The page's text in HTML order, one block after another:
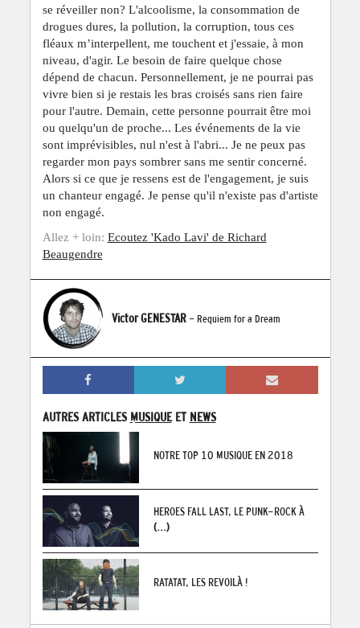
se réveiller non? L'alcoolisme, la consommation de
drogues dures, la pollution, la corruption, tous ces
fléaux m’interpellent, me touchent et j'essaie, à mon
niveau, d'agir. Le besoin de faire quelque chose
dépend de chacun. Personnellement, je ne pourrai pas
vivre bien si je restais les bras croisés sans rien faire
pour l'autre. Demain, cette personne pourrait être moi
ou quelqu'un de proche... Les événements de la vie
sont imprévisibles, nul n'est à l'abri... Je ne peux pas
regarder mon pays sombrer sans me sentir concerné.
Alors si ce que je ressens est de l'engagement, je suis
un chanteur engagé. Je pense qu'il n'existe pas d'artiste
non engagé.
Allez + loin: Ecoutez 'Kado Lavi' de Richard
Beaugendre
Victor GENESTAR - Requiem for a Dream
AUTRES ARTICLES MUSIQUEET NEWS
NOTRE TOP 10 MUSIQUE EN 2018
HEROES FALL LAST, LE PUNK-ROCK À
(...)
RATATAT, LES REVOILÀ !